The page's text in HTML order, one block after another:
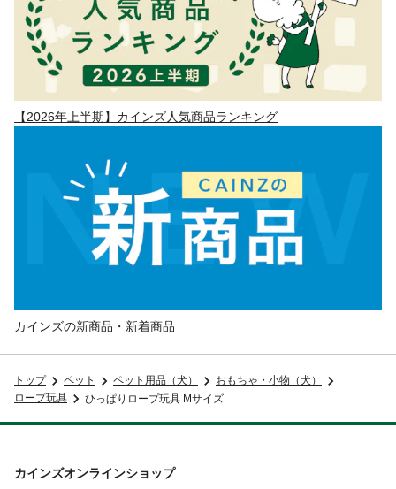
【2026年上半期】カインズ人気商品ランキング
カインズの新商品・新着商品
トップ ペット ペット用品（犬）
おもちゃ・小物（犬）
ロープ玩具
ひっぱりロープ玩具 Mサイズ
カインズオンラインショップ